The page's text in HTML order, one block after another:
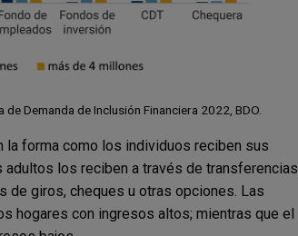
Demanda de Inclusión Financiera 2022, BDO.
la forma como los individuos reciben sus
los reciben a través de transferencias
de giros, cheques u otras opciones. Las
hogares con ingresos altos; mientras que el